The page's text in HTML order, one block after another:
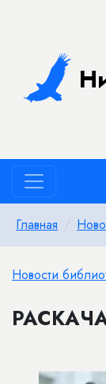
Главная
Новости